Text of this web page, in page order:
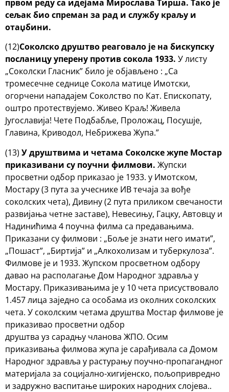
првом реду са идејама Мирослава Тирша. Тако је
сељак биоспреман за рад и службу краљу и
отаџбини.
(12)Соколско друштво реаговало је на бискупску
посланицу уперену против сокола 1933. У листу
„Соколски Гласник” било је објављено : „Са
тромесечне седнице Сокола матице Имотски,
огорчени нападајем Соколство по Кат. Епископату,
оштро протествујемо. Живео Краљ! Живела
Југославија! Чете Подбабље, Проложац, Посушје,
Главина, Криводол, Небрижева Жупа.”
(13) У друштвима и четама Соколске жупе Мостар
приказивани су поучни филмови. Жупски
просветни одбор приказао је 1933. у Имотском,
Мостару (3 пута за учеснике ИВ течаја за вође
соколских чета), Дивину (2 пута приликом свечаности
развијања четне заставе), Невесињу, Гацку, Автовцу и
Надинићима 4 поучна филма са предавањима.
Приказани су филмови : „Боље је знати него имати”,
„Пошаст”, „Биртија” и „Алкохолизам и туберкулоза”.
Филмове је и 1933. Жупском просветном одбору
давао на располагање Дом Народног здравља у
Мостару. Приказивањима је у 10 чета присуствовало
1.457 лица заједно са особама из околних соколских
чета. У соколским четама друштва Мостар филмове је
приказивао просветни одбор
друштва уз сарадњу чланова ЖПО. Осим
приказивања филмова жупа је сарађивала са Домом
Народног здравља у растурању поучно-пропагандног
материјала за социјално-хигијенско, пољопривредно
и задружно васпитање широких народних слојева..